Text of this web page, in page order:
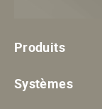
Produits
Systèmes